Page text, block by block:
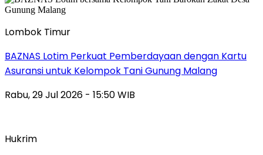
Lombok Timur
BAZNAS Lotim Perkuat Pemberdayaan dengan Kartu
Asuransi untuk Kelompok Tani Gunung Malang
Rabu, 29 Jul 2026 - 15:50 WIB
Hukrim